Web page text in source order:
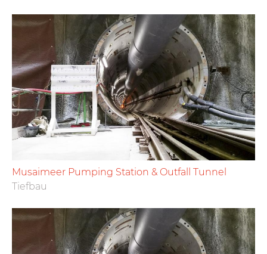
Musaimeer Pumping Station & Outfall Tunnel
Tiefbau